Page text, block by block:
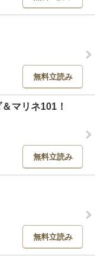
無料立読み
マリネ101！
無料立読み
無料立読み